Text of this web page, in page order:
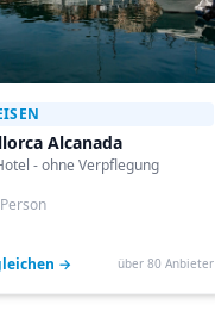
Alcanada
- ohne Verpflegung
→ über 80 Anbieter